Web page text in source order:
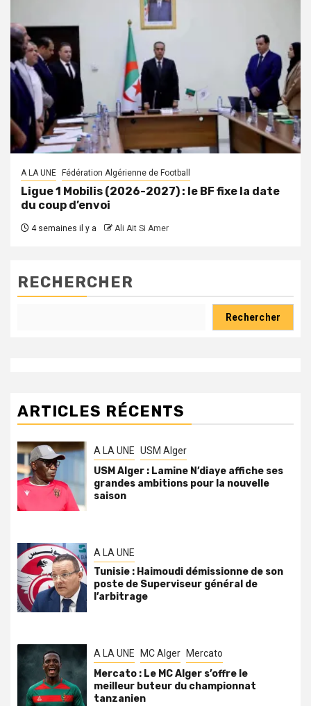
A LA UNE Fédération Algérienne de Football
Ligue 1 Mobilis (2026-2027) : le BF fixe la date
du coup d’envoi
4 semaines il y a Ali Ait Si Amer
RECHERCHER
Rechercher
ARTICLES RÉCENTS
A LA UNE USM Alger
USM Alger : Lamine N’diaye affiche ses
grandes ambitions pour la nouvelle
saison
A LA UNE
Tunisie : Haimoudi démissionne de son
poste de Superviseur général de
l’arbitrage
A LA UNE MC Alger Mercato
Mercato : Le MC Alger s’offre le
meilleur buteur du championnat
tanzanien